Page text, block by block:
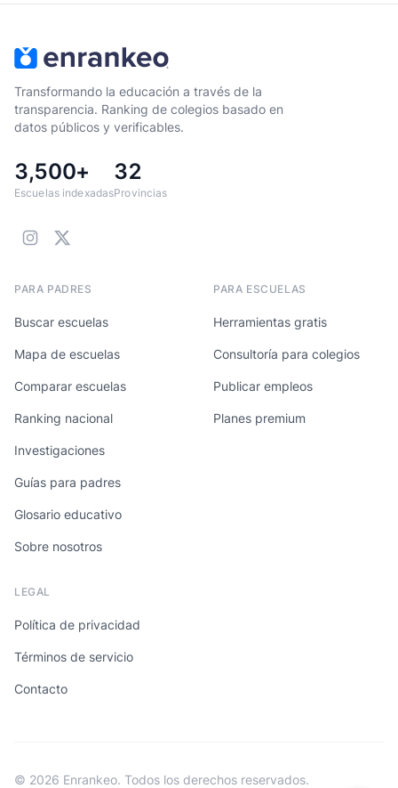
Transformando la educación a través de la
transparencia. Ranking de colegios basado en
datos públicos y verificables.
3,500+
Escuelas indexadas
32
Provincias
PARA PADRES
Buscar escuelas
Mapa de escuelas
Comparar escuelas
Ranking nacional
Investigaciones
Guías para padres
Glosario educativo
Sobre nosotros
PARA ESCUELAS
Herramientas gratis
Consultoría para colegios
Publicar empleos
Planes premium
LEGAL
Política de privacidad
Términos de servicio
Contacto
© 2026 Enrankeo. Todos los derechos reservados.